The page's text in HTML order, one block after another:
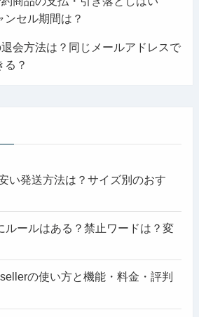
ンセル期間は？
会方法は？同じメールアドレスで
る？
い発送方法は？サイズ別のおす
ルールはある？禁止ワードは？変
の使い方と機能・料金・評判